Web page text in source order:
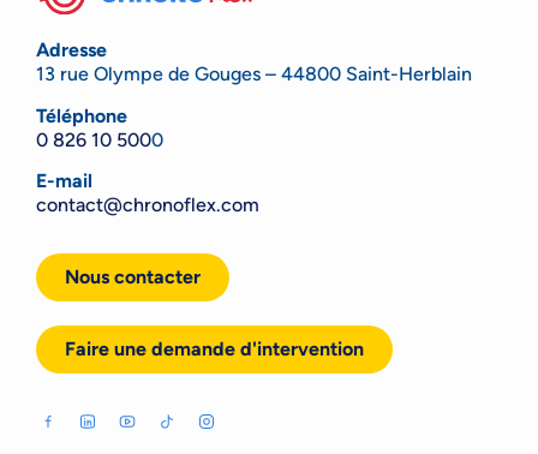
Adresse
13 rue Olympe de Gouges – 44800 Saint-Herblain
Téléphone
0 826 10 5000
E-mail
contact@chronoflex.com
Nous contacter
Faire une demande d'intervention